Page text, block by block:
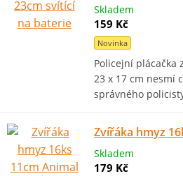
Skladem
159 Kč
Novinka
Policejní plácačka
23 x 17 cm nesmí
správného
Zvířáka hmyz
Skladem
179 Kč